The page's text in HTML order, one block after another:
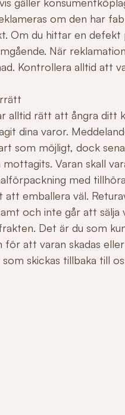
om den har
Om du hittar en defekt
När
Kontrollera alltid att
alltid rätt att ångra ditt
dina varor.
som möjligt, dock
mottagits. Varan skall
med
att emballera väl.
och inte går att sälja
Det är du som
för att varan skadas
skickas tillbaka till